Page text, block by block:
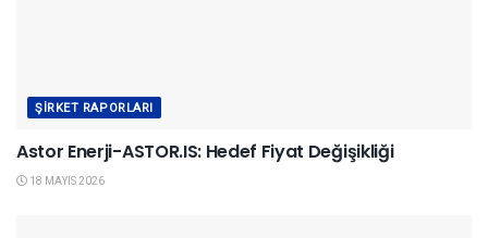
ŞIRKET RAPORLARI
Astor Enerji-ASTOR.IS: Hedef Fiyat Değişikliği
18 MAYIS 2026